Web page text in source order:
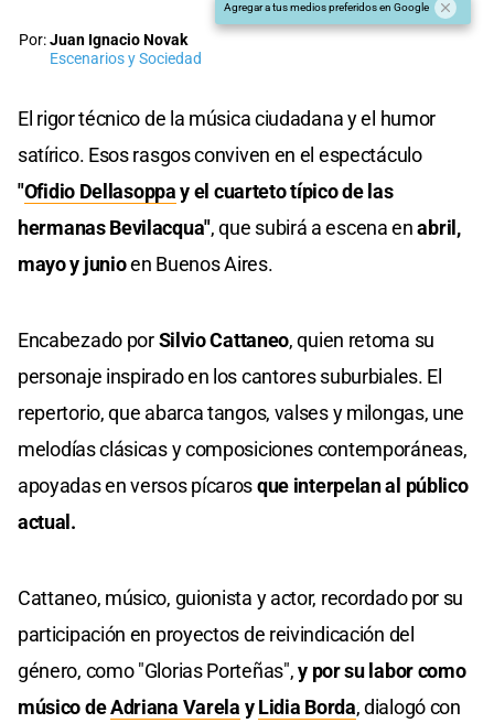
Agregar a tus medios preferidos en Google
Por:Juan Ignacio Novak
Escenarios y Sociedad
El rigor técnico de la música ciudadana y el humor
satírico. Esos rasgos conviven en el espectáculo
"Ofidio Dellasoppay el cuarteto típico de las
hermanas Bevilacqua", que subirá a escena enabril,
mayo y junioen Buenos Aires.
Encabezado porSilvio Cattaneo, quien retoma su
personaje inspirado en los cantores suburbiales. El
repertorio, que abarca tangos, valses y milongas, une
melodías clásicas y composiciones contemporáneas,
apoyadas en versos pícarosque interpelan al público
actual.
Cattaneo, músico, guionista y actor, recordado por su
participación en proyectos de reivindicación del
género, como "Glorias Porteñas",y por su labor como
músico deAdriana Varela yLidia Borda, dialogó con